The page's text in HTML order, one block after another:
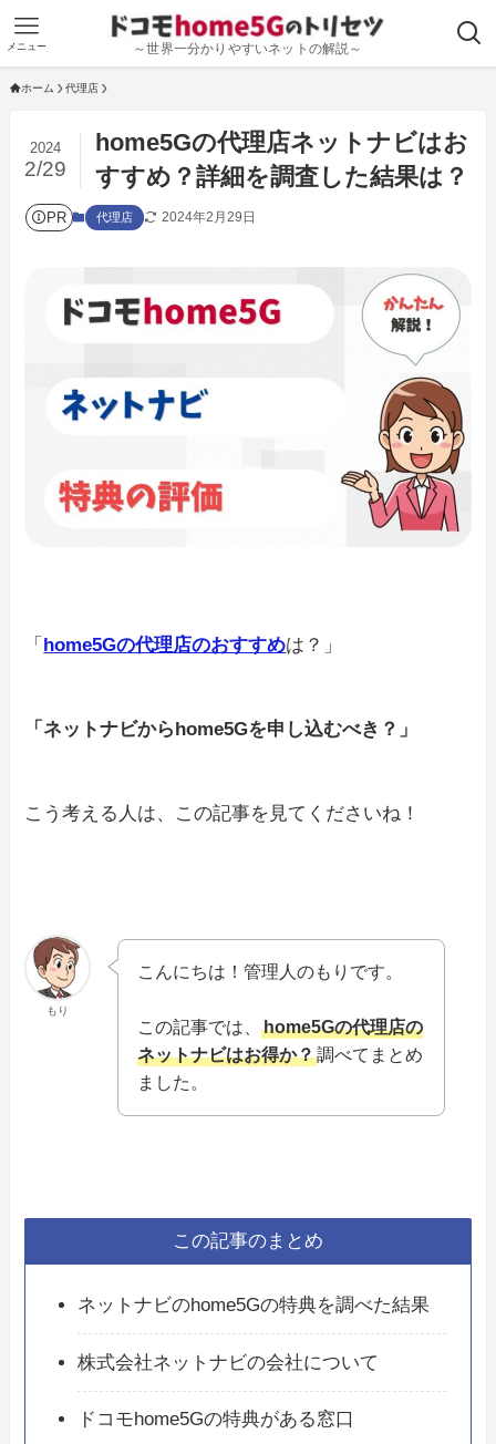
～世界一分かりやすいネットの解説～
メニュー
ホーム 代理店
home5Gの代理店ネットナビはお
すすめ？詳細を調査した結果は？
2024
2/29
PR 代理店 2024年2月29日
「 home5Gの代理店のおすすめは？」
「ネットナビからhome5Gを申し込むべき？」
こう考える人は、この記事を見てくださいね！
もり
こんにちは！管理人のもりです。
この記事では、
home5Gの代理店の
ネットナビはお得か？調べてまとめ
ました。
この記事のまとめ
ネットナビのhome5Gの特典を調べた結果
株式会社ネットナビの会社について
ドコモhome5Gの特典がある窓口